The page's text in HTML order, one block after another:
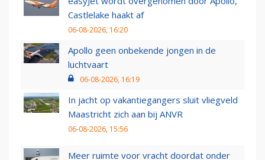
Castlelake haakt af
06-08-2026, 16:20
Apollo geen onbekende jongen in de
luchtvaart
06-08-2026, 16:19
In jacht op vakantiegangers sluit vliegveld
Maastricht zich aan bij ANVR
06-08-2026, 15:56
Meer ruimte voor vracht doordat onder